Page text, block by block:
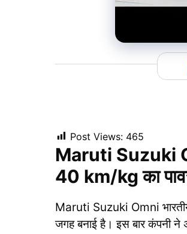
Post Views: 465
Maruti Suzuki
40 km/kg का
Maruti Suzuki Omni भारतीय
जगह बनाई है। इस बार कंपनी